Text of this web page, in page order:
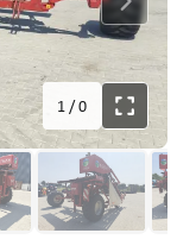
1/0